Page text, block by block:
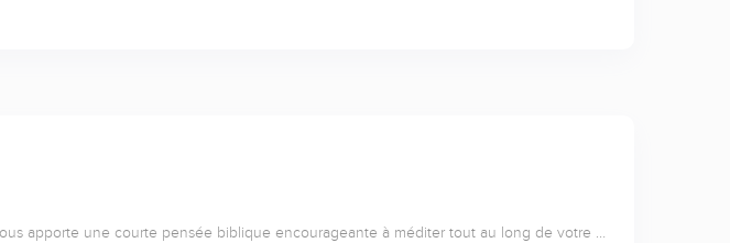
apporte une courte pensée biblique encourageante à méditer tout au long de votre …